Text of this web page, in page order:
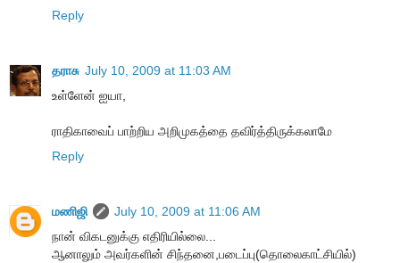
Reply
தராசு July 10, 2009 at 11:03 AM
உள்ளேன் ஐயா,
ராதிகாவைப் பாற்றிய அறிமுகத்தை தவிர்த்திருக்கலாமே
Reply
மணிஜி
July 10, 2009 at 11:06 AM
நான் விகடனுக்கு எதிரியில்லை...
ஆனாலும் அவர்களின் சிந்தனை,படைப்பு(தொலைகாட்சியில்)